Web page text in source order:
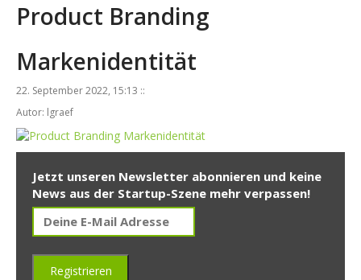
Product Branding
Markenidentität
22. September 2022, 15:13 ::
Autor: lgraef
Jetzt unseren Newsletter abonnieren und keine
News aus der Startup-Szene mehr verpassen!